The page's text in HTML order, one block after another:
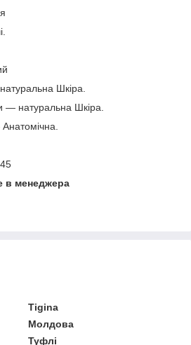
Шкіра.
— натуральна Шкіра.
в менеджера
Tigina
Молдова
Туфлі